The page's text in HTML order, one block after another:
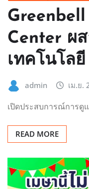
Greenbell
Center ผ
เทคโนโล
admin เม.ย.
เปิดประสบการณ์การดู
READ MORE